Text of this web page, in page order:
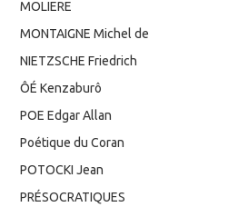
MOLIERE
MONTAIGNE Michel de
NIETZSCHE Friedrich
ÔÉ Kenzaburô
POE Edgar Allan
Poétique du Coran
POTOCKI Jean
PRÉSOCRATIQUES